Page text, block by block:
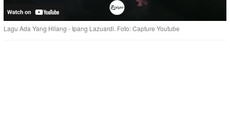
Lagu Ada Yang Hilang - Ipang Lazuardi. Foto: Capture Youtube